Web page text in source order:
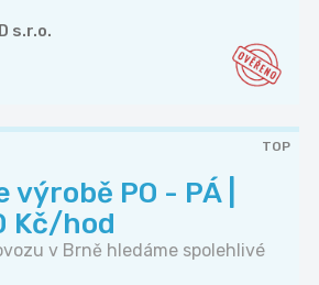
s.r.o.
TOP
výrobě PO - PÁ |
Kč/hod
v Brně hledáme spolehlivé